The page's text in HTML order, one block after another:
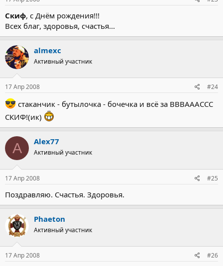
Скиф, с Днём рождения!!!
Всех благ, здоровья, счастья...
almexc
Активный участник
17 Апр 2008 #24
стаканчик - бутылочка - бочечка и всё за ВВВАААССС
СКИФ!(ик)
A Alex77
Активный участник
17 Апр 2008 #25
Поздравляю. Счастья. Здоровья.
Phaeton
Активный участник
17 Апр 2008 #26